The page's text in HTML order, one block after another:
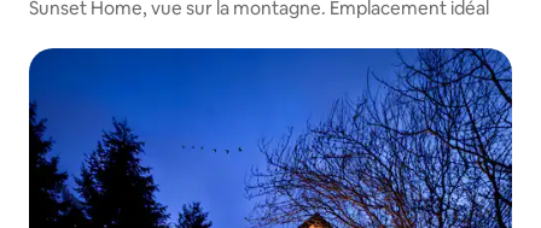
Sunset Home, vue sur la montagne. Emplacement idéal